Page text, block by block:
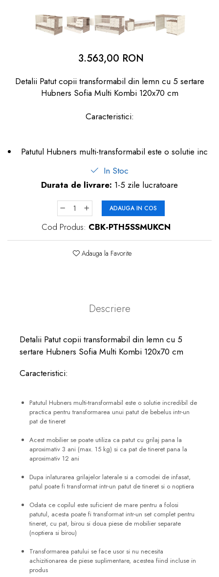
Produse îngrijire copii
3.563,00 RON
Detalii Patut copii transformabil din lemn cu 5 sertare
Hubners Sofia Multi Kombi 120x70 cm
Caracteristici:
Patutul Hubners multi-transformabil este o solutie inc
In Stoc
Durata de livrare: 1-5 zile lucratoare
ADAUGA IN COS
Cod Produs: CBK-PTH5SSMUKCN
Adauga la Favorite
Descriere
Detalii Patut copii transformabil din lemn cu 5
sertare Hubners Sofia Multi Kombi 120x70 cm
Caracteristici:
Patutul Hubners multi-transformabil este o solutie incredibil de
practica pentru transformarea unui patut de bebelus intr-un
pat de tineret
Acest mobilier se poate utiliza ca patut cu grilaj pana la
aproximativ 3 ani (max. 15 kg) si ca pat de tineret pana la
aproximativ 12 ani
Dupa inlaturarea grilajelor laterale si a comodei de infasat,
patul poate fi transformat intr-un patut de tineret si o noptiera
Odata ce copilul este suficient de mare pentru a folosi
patutul, acesta poate fi transformat intr-un set complet pentru
tineret, cu pat, birou si doua piese de mobilier separate
(noptiera si birou)
Transformarea patului se face usor si nu necesita
achizitionarea de piese suplimentare, acestea fiind incluse in
produs